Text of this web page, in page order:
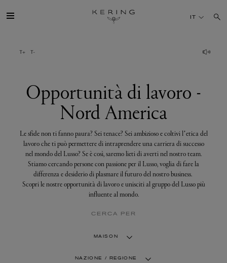
lavoro
TALENTI
SOSTENIBILITÀ
FINANCE
MEDIA
IT
Opportunità di lavoro -
Nord America
Le sfide non ti fanno paura? Sei tenace? Sei ambizioso e coltivi l’etica del
lavoro che ti può permettere di intraprendere una carriera di successo
nel mondo del Lusso? Se è così, saremo lieti di averti nel nostro team.
Stiamo cercando persone con passione per il Lusso, voglia di fare la
differenza e desiderio di plasmare il futuro del nostro business.
Scopri le nostre opportunità di lavoro e unisciti al gruppo del Lusso più
influente al mondo.
CERCA PER
MAISON
NAZIONE / REGIONE